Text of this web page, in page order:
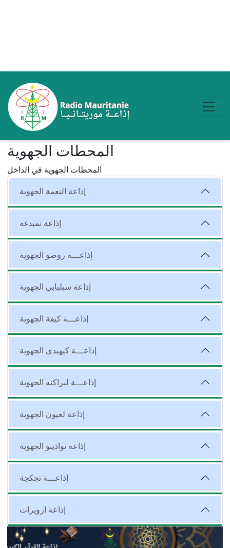
المحطات الجهوية
المحطات الجهوية في الداخل
إذاعة النعمة الجهوية
إذاعة تمبدغه
إذاعـــة روصو الجهوية
إذاعة سيلبابي الجهوية
إذاعـــة كيفة الجهوية
إذاعـــة كيهيدي الجهوية
إذاعـــة لبراكنه الجهوية
إذاعة لعيون الجهوية
إذاعة نواذيبو الجهوية
إذاعـــة تجكجة
إذاعة ازويرات